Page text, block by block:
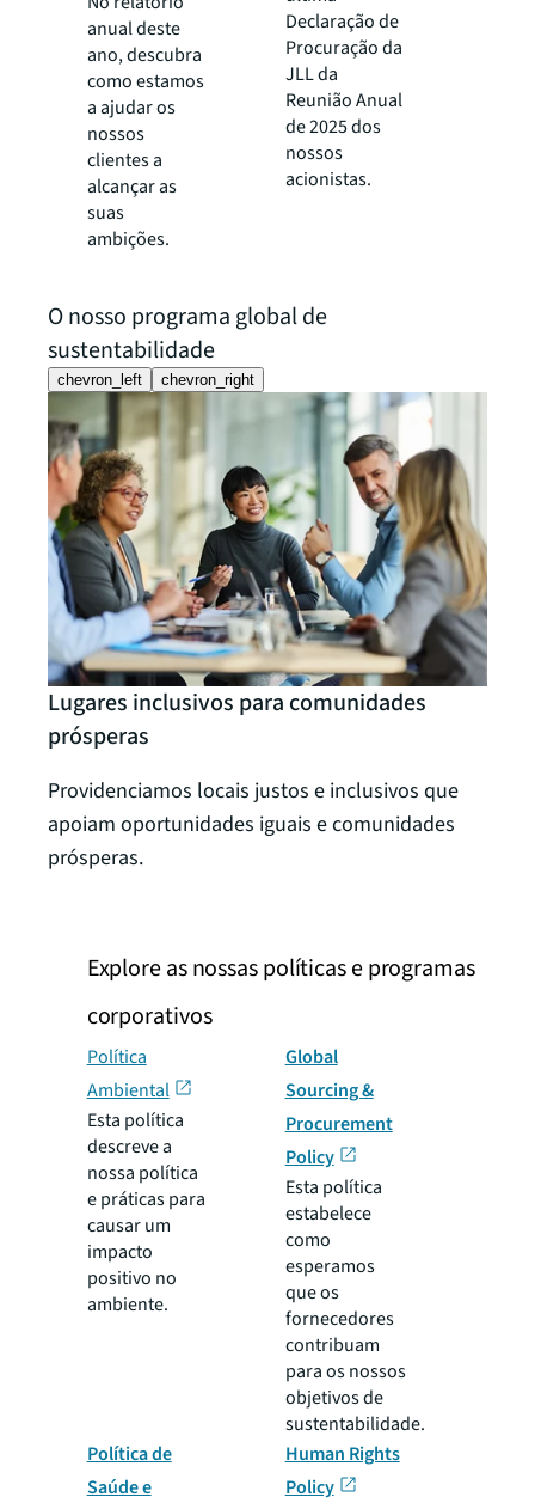
anual deste
ano, descubra
como estamos
a ajudar os
nossos
clientes a
alcançar as
suas
ambições.
Declaração de
Procuração da
JLL da
Reunião Anual
de 2025 dos
nossos
acionistas.
O nosso programa global de
sustentabilidade
chevron_left chevron_right
Lugares inclusivos para comunidades
prósperas
Providenciamos locais justos e inclusivos que
apoiam oportunidades iguais e comunidades
prósperas.
Explore as nossas políticas e programas
corporativos
Política
Ambiental
Esta política
descreve a
nossa política
e práticas para
causar um
impacto
positivo no
ambiente.
Global
Sourcing &
Procurement
Policy
Esta política
estabelece
como
esperamos
que os
fornecedores
contribuam
para os nossos
objetivos de
sustentabilidade.
Política de
Saúde e
Human Rights
Policy